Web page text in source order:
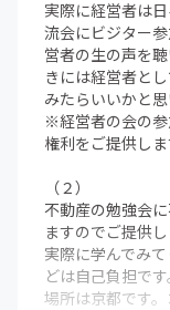
実際に経営者は
流会にビジター
営者の生の声を
きには経営者と
みたらいいかと思
※経営者の会の参
権利をご提供しま
（２）
不動産の勉強会
ますのでご提供し
実際に学んでみ
どは自己負担です
場所は京都です。